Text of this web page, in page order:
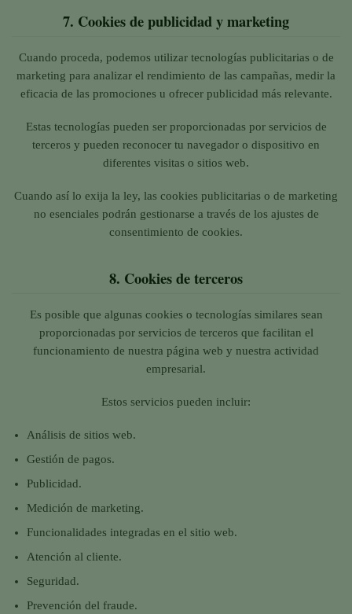
7. Cookies de publicidad y marketing
Cuando proceda, podemos utilizar tecnologías publicitarias o de
marketing para analizar el rendimiento de las campañas, medir la
eficacia de las promociones u ofrecer publicidad más relevante.
Estas tecnologías pueden ser proporcionadas por servicios de
terceros y pueden reconocer tu navegador o dispositivo en
diferentes visitas o sitios web.
Cuando así lo exija la ley, las cookies publicitarias o de marketing
no esenciales podrán gestionarse a través de los ajustes de
consentimiento de cookies.
8. Cookies de terceros
Es posible que algunas cookies o tecnologías similares sean
proporcionadas por servicios de terceros que facilitan el
funcionamiento de nuestra página web y nuestra actividad
empresarial.
Estos servicios pueden incluir:
Análisis de sitios web.
Gestión de pagos.
Publicidad.
Medición de marketing.
Funcionalidades integradas en el sitio web.
Atención al cliente.
Seguridad.
Prevención del fraude.